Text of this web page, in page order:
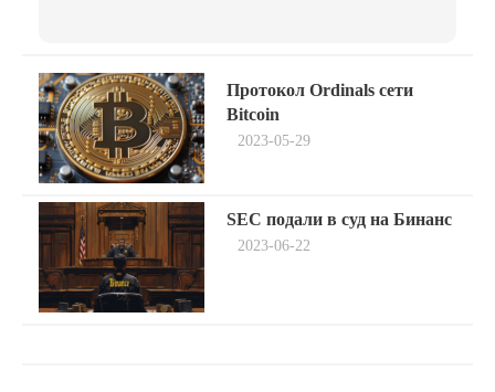
Навигация
по
записям
post:
Протокол Ordinals сети
Bitcoin
2023-05-29
SEC подали в суд на Бинанс
2023-06-22